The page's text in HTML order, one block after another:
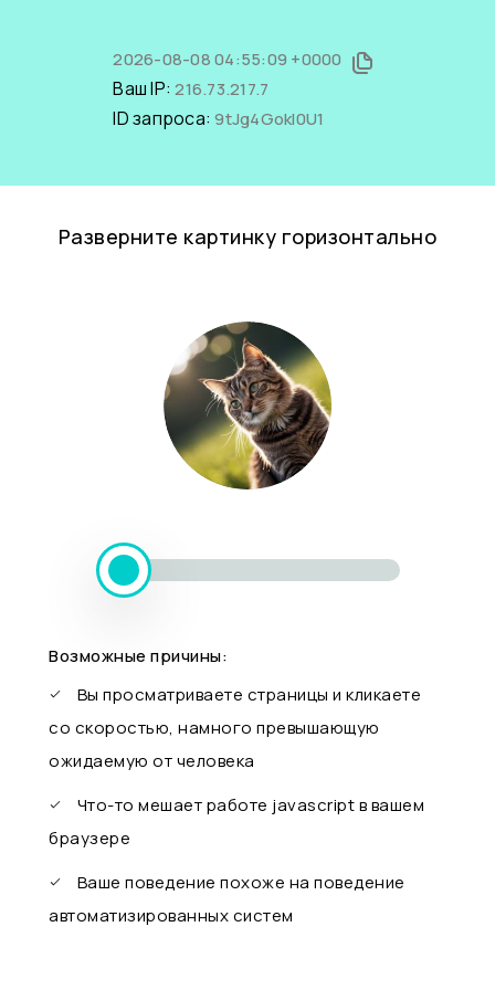
2026-08-08 04:55:09 +0000
Ваш IP:216.73.217.7
ID запроса:9tJg4Gokl0U1
Разверните картинку горизонтально
Возможные причины:
Вы просматриваете страницы и кликаете
со скоростью, намного превышающую
ожидаемую от человека
Что-то мешает работе javascript в вашем
браузере
Ваше поведение похоже на поведение
автоматизированных систем